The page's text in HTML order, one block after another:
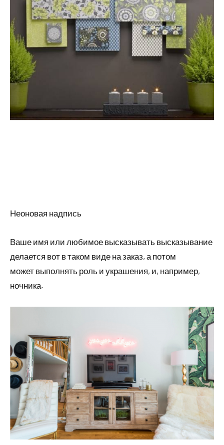
Неоновая надпись
Ваше имя или любимое высказывать высказывание
делается вот в таком виде на заказ, а потом
может выполнять роль и украшения, и, например,
ночника.